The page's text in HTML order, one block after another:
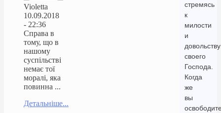
стремясь
к
милости
и
довольству
своего
Господа.
Когда
же
вы
Violetta
10.09.2018
- 22:36
Справа в
тому, що в
нашому
суспільстві
немає тої
моралі, яка
повинна ...
Детальніше...